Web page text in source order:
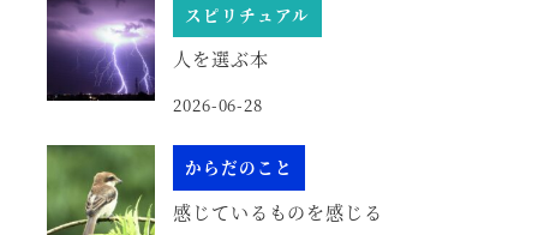
スピリチュアル
人を選ぶ本
2026-06-28
からだのこと
感じているものを感じる